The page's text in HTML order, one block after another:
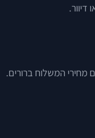
מחירי המשלוח ברורים.